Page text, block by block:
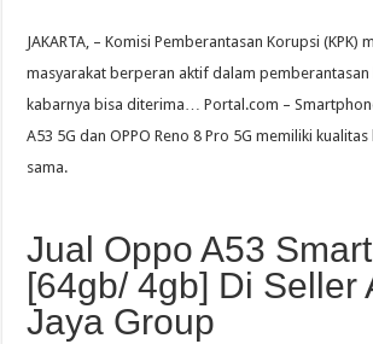
JAKARTA, – Komisi Pemberantasan Korupsi (KPK)
masyarakat berperan aktif dalam pemberantasan
kabarnya bisa diterima… Portal.com –
A53 5G dan OPPO Reno 8 Pro 5G memiliki
sama.
Jual Oppo A53
[64gb/ 4gb] Di Seller
Jaya Group